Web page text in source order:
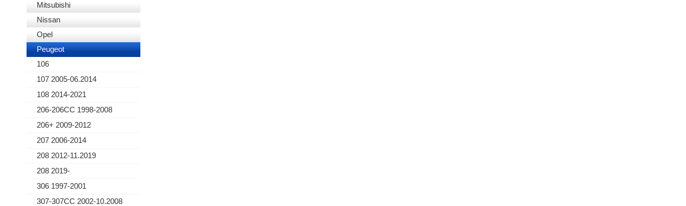
Mitsubishi
Nissan
Opel
Peugeot
106
107 2005-06.2014
108 2014-2021
206-206CC 1998-2008
206+ 2009-2012
207 2006-2014
208 2012-11.2019
208 2019-
306 1997-2001
307-307CC 2002-10.2008